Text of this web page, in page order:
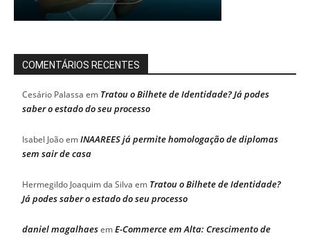
COMENTÁRIOS RECENTES
Cesário Palassa em Tratou o Bilhete de Identidade? Já podes
saber o estado do seu processo
Isabel JoãoemINAAREES já permite homologação de diplomas
sem sair de casa
Hermegildo Joaquim da Silva em Tratou o Bilhete de Identidade?
Já podes saber o estado do seu processo
daniel magalhaesemE-Commerce em Alta: Crescimento de